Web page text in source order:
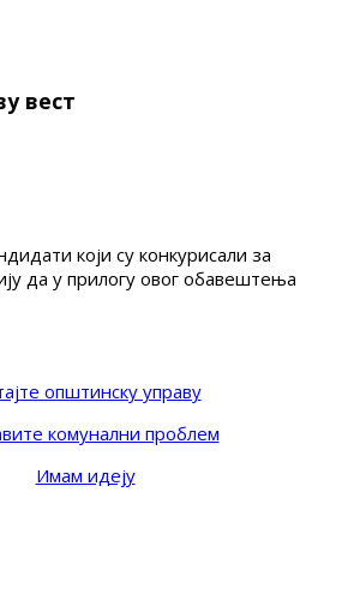
вест
који су конкурисали за
да у прилогу овог обавештења
општинску управу
комунални проблем
Имам идеју